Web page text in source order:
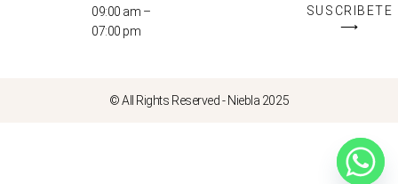
09:00 am –
07:00 pm
SUSCRIBETE
⟶
© All Rights Reserved - Niebla 2025